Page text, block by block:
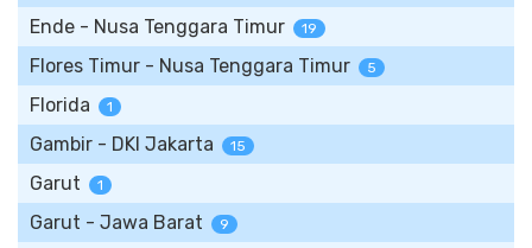
Ende - Nusa Tenggara Timur 19
Flores Timur - Nusa Tenggara Timur 5
Florida 1
Gambir - DKI Jakarta 15
Garut 1
Garut - Jawa Barat 9